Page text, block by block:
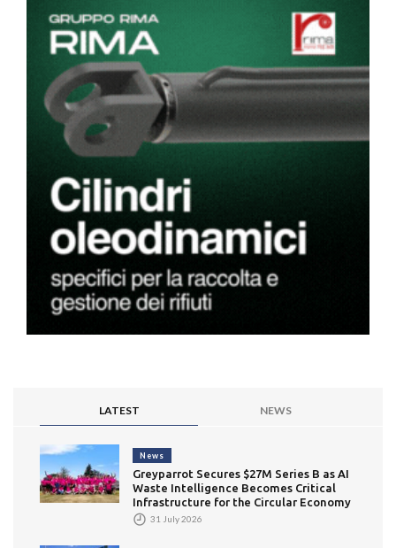
LATEST NEWS
News
Greyparrot Secures $27M Series B as AI
Waste Intelligence Becomes Critical
Infrastructure for the Circular Economy
31 July 2026